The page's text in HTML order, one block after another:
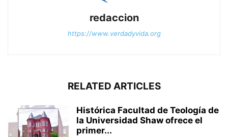
redaccion
https://www.verdadyvida.org
RELATED ARTICLES
Histórica Facultad de Teología de
la Universidad Shaw ofrece el
primer...